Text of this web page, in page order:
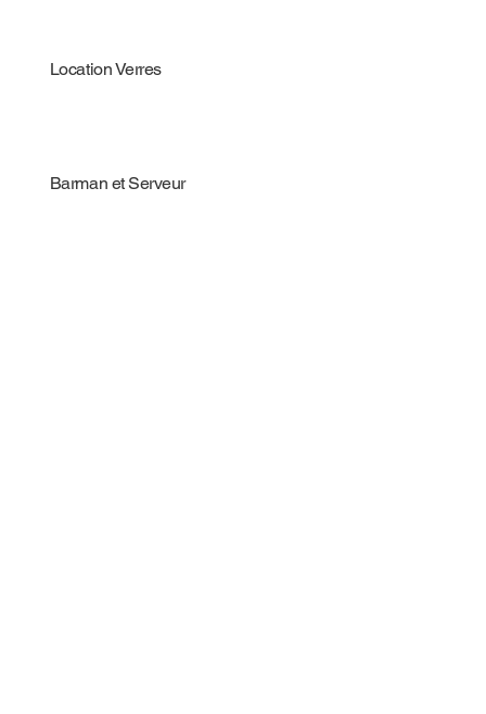
Location Verres
Barman et Serveur